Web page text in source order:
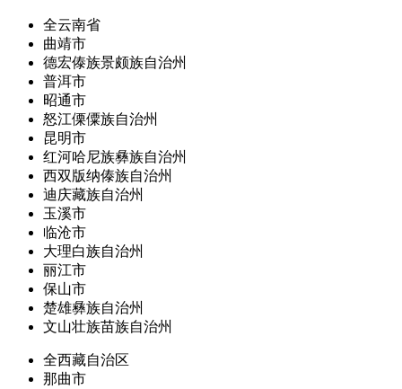
全云南省
曲靖市
德宏傣族景颇族自治州
普洱市
昭通市
怒江傈僳族自治州
昆明市
红河哈尼族彝族自治州
西双版纳傣族自治州
迪庆藏族自治州
玉溪市
临沧市
大理白族自治州
丽江市
保山市
楚雄彝族自治州
文山壮族苗族自治州
全西藏自治区
那曲市